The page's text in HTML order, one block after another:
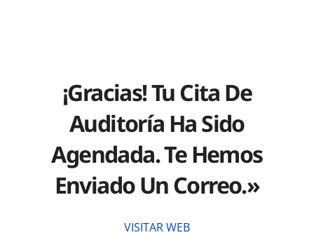
¡Gracias! Tu Cita De
Auditoría Ha Sido
Agendada. Te Hemos
Enviado Un Correo.»
VISITAR WEB